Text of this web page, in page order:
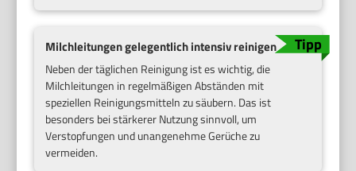
Milchleitungen gelegentlich intensiv reinigen
Neben der täglichen Reinigung ist es wichtig, die
Milchleitungen in regelmäßigen Abständen mit
speziellen Reinigungsmitteln zu säubern. Das ist
besonders bei stärkerer Nutzung sinnvoll, um
Verstopfungen und unangenehme Gerüche zu
vermeiden.